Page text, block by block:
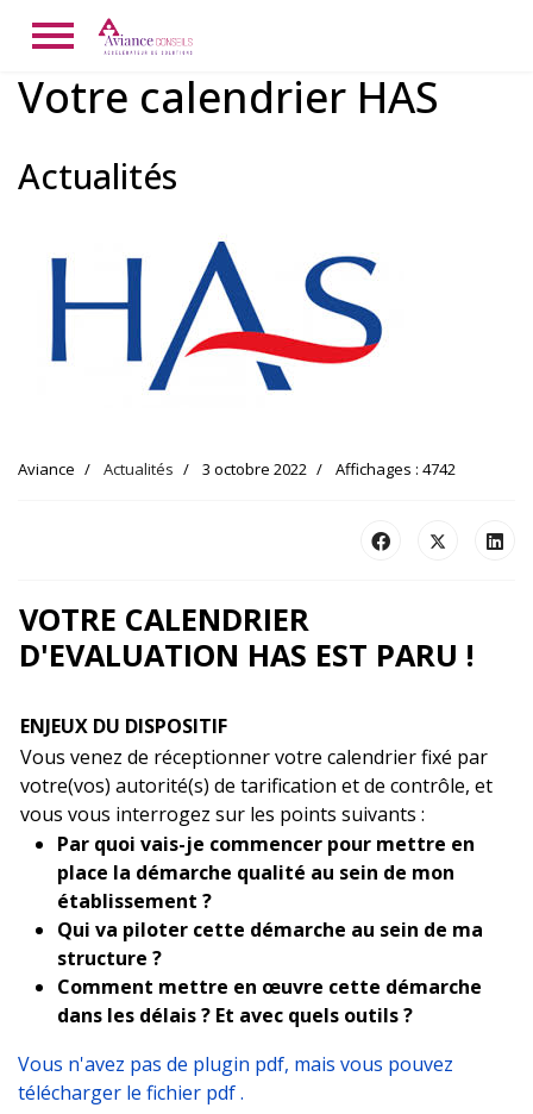
Actualités
Votre calendrier HAS
Aviance Actualités 3 octobre 2022 Affichages : 4742
VOTRE CALENDRIER
D'EVALUATION HAS EST PARU !
ENJEUX DU DISPOSITIF
Vous venez de réceptionner votre calendrier fixé par
votre(vos) autorité(s) de tarification et de contrôle, et
vous vous interrogez sur les points suivants :
Par quoi vais-je commencer pour mettre en
place la démarche qualité au sein de mon
établissement ?
Qui va piloter cette démarche au sein de ma
structure ?
Comment mettre en œuvre cette démarche
dans les délais ? Et avec quels outils ?
Vous n'avez pas de plugin pdf, mais vous pouvez
télécharger le fichier pdf .